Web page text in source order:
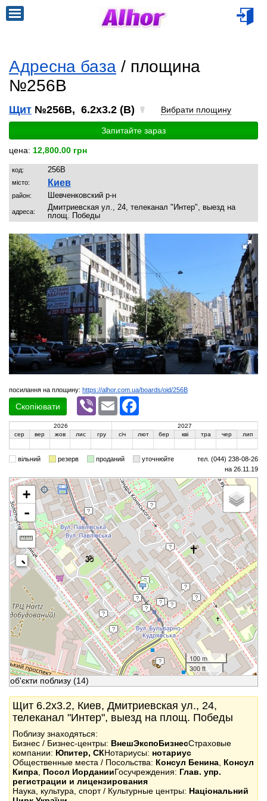
Адресна база / площина
№256B
Щит №256B, 6.2x3.2 (B) Вибрати площину
Запитайте зараз
цена: 12,800.00 грн
код: 256B
місто: Киев
район: Шевченковский р-н
адреса:
Дмитриевская ул., 24, телеканал "Интер", выезд на
площ. Победы
посилання на площину: https://alhor.com.ua/boards/oid/256B
Скопіювати
Viber Email
2026
2027
сер
вер жов лис гру січ лют бер кві тра чер лип
вільний резерв проданий уточнюйте
тел. (044) 238-08-26
на 26.11.19
+
-
100 m
300 ft
об'єкти поблизу (14)
Щит 6.2x3.2, Киев, Дмитриевская ул., 24,
телеканал "Интер", выезд на площ. Победы
Поблизу знаходяться:
Бизнес / Бизнес-центры: ВнешЭкспоБизнесСтраховые
компании: Юпитер, СКНотариусы: нотариус
Общественные места / Посольства: Консул Бенина Консул
Кипра Посол ИорданииГосучреждения: Глав. упр.
регистрации и лицензирования
Наука, культура, спорт / Культурные центры: Національний